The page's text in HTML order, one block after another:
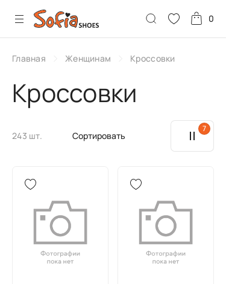
0
Главная Женщинам Кроссовки
Кроссовки
Сортировать
243 шт.
7